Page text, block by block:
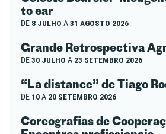
to ear
DE 8 JULHO A31 AGOSTO 2026
Grande Retrospectiva
DE30 JULHO A 23 SETEMBRO 2026
“La distance” de Tiago
DE 10A 20 SETEMBRO 2026
Coreografias de